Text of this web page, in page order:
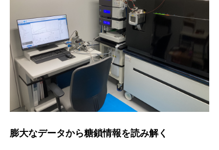
膨大なデータから糖鎖情報を読み解く